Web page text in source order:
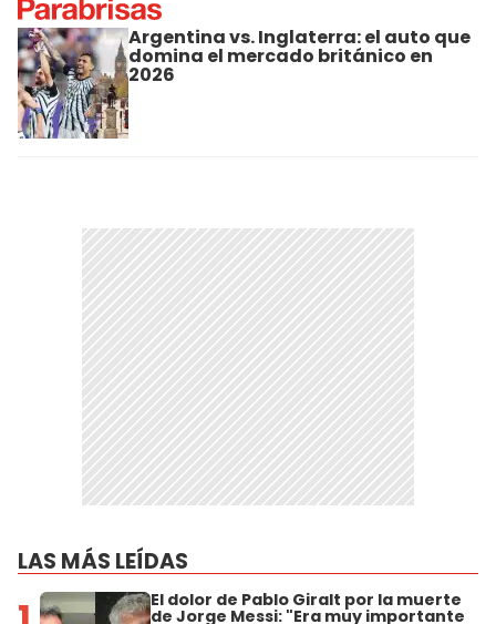
Argentina vs. Inglaterra: el auto que
domina el mercado británico en
2026
LAS MÁS LEÍDAS
El dolor de Pablo Giralt por la muerte
de Jorge Messi: "Era muy importante